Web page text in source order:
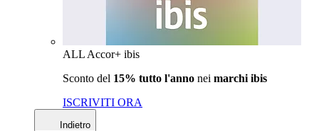
ALL Accor+ ibis
Sconto del 15% tutto l'anno nei marchi ibis
ISCRIVITI ORA
Indietro